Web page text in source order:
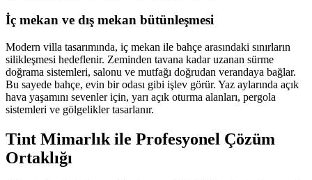
İç mekan ve dış mekan bütünleşmesi
Modern villa tasarımında, iç mekan ile bahçe arasındaki sınırların
silikleşmesi hedeflenir. Zeminden tavana kadar uzanan sürme
doğrama sistemleri, salonu ve mutfağı doğrudan verandaya bağlar.
Bu sayede bahçe, evin bir odası gibi işlev görür. Yaz aylarında açık
hava yaşamını sevenler için, yarı açık oturma alanları, pergola
sistemleri ve gölgelikler tasarlanır.
Tint Mimarlık ile Profesyonel Çözüm
Ortaklığı